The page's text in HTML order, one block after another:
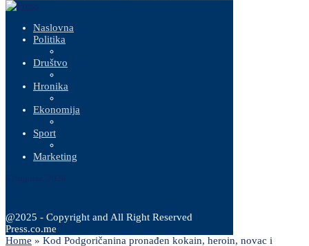
Naslovna
Politika
Društvo
Hronika
Ekonomija
Sport
Marketing
@2025 - Copyright and All Right Reserved
Press.co.me
Home » Kod Podgoričanina pronađen kokain, heroin, novac i